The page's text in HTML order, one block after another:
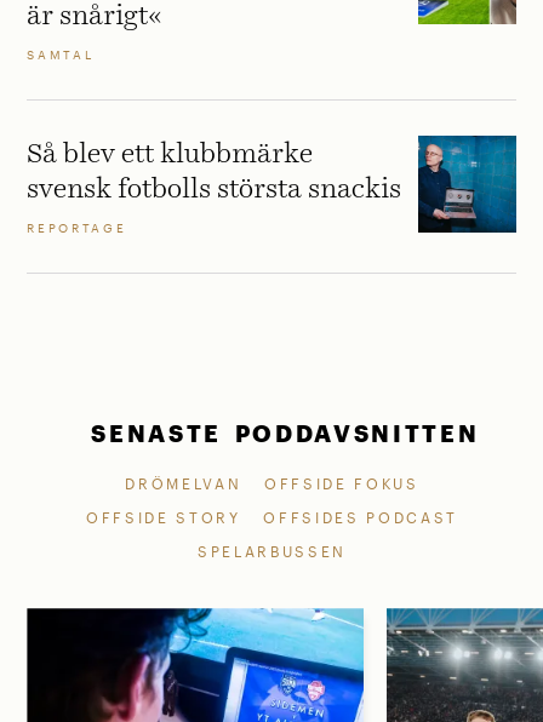
är snårigt«
SAMTAL
Så blev ett klubbmärke
svensk fotbolls största snackis
REPORTAGE
SENASTE PODDAVSNITTEN
DRÖMELVAN
OFFSIDE FOKUS
OFFSIDE STORY
OFFSIDES PODCAST
SPELARBUSSEN